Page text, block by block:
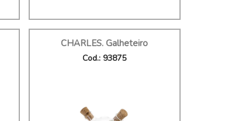
CHARLES. Galheteiro
Cod.: 93875